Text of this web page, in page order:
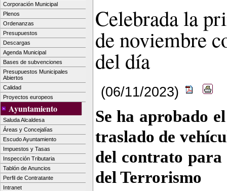
Corporación Municipal
Plenos
Ordenanzas
Presupuestos
Descargas
Agenda Municipal
Bases de subvenciones
Presupuestos Municipales
Abiertos
Calidad
Proyectos europeos
Ayuntamiento
Saluda Alcaldesa
Áreas y Concejalías
Escudo Ayuntamiento
Impuestos y Tasas
Inspección Tributaria
Tablón de Anuncios
Perfil de Contratante
Intranet
Celebrada la
de noviembre
del día
(06/11/2023)
Se ha aprobado
traslado de
del contrato para
del Terrorismo